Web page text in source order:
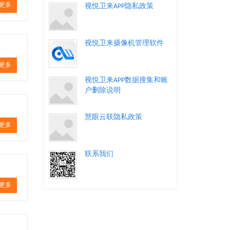
多
多
多
多
视悦卫来APP隐私政策
视悦卫来摄像机管理软件
视悦卫来APP数据搜集和账
户删除说明
慧眼云联隐私政策
联系我们